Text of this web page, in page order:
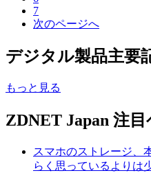
7
次のページへ
デジタル製品主要
もっと見る
ZDNET Japan 注
スマホのストレージ、
らく思っているよりは